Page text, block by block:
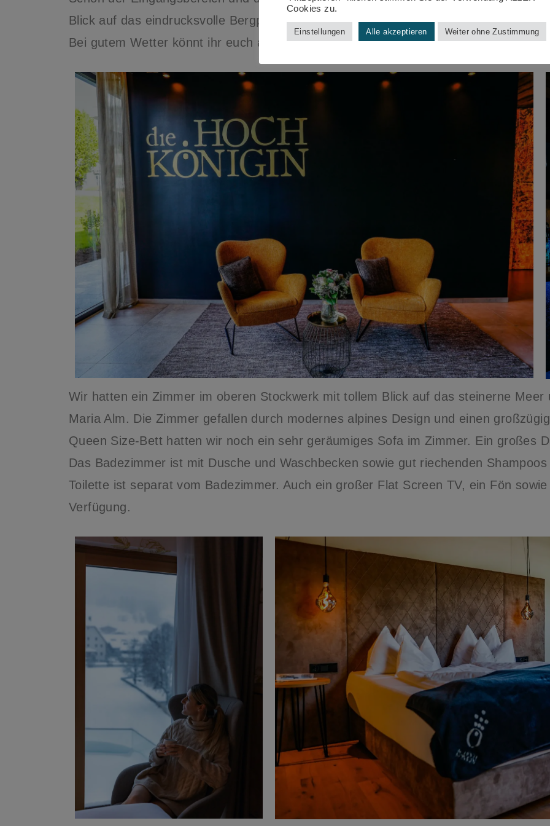
Blick auf das eindrucksvolle Bergpanorama.
Bei gutem Wetter könnt ihr euch auf der Terrasse die volle Bergsichtdröhnung
Wir hatten ein Zimmer im oberen Stockwerk mit tollem Blick auf das steinerne Meer
Maria Alm. Die Zimmer gefallen durch modernes alpines Design und einen
Queen Size-Bett hatten wir noch ein sehr geräumiges Sofa im Zimmer. Ein großes
Das Badezimmer ist mit Dusche und Waschbecken sowie gut riechenden
Toilette ist separat vom Badezimmer. Auch ein großer Flat Screen TV, ein Fön
Verfügung.
Cookies zu.
Einstellungen Alle akzeptieren Weiter ohne Zustimmung